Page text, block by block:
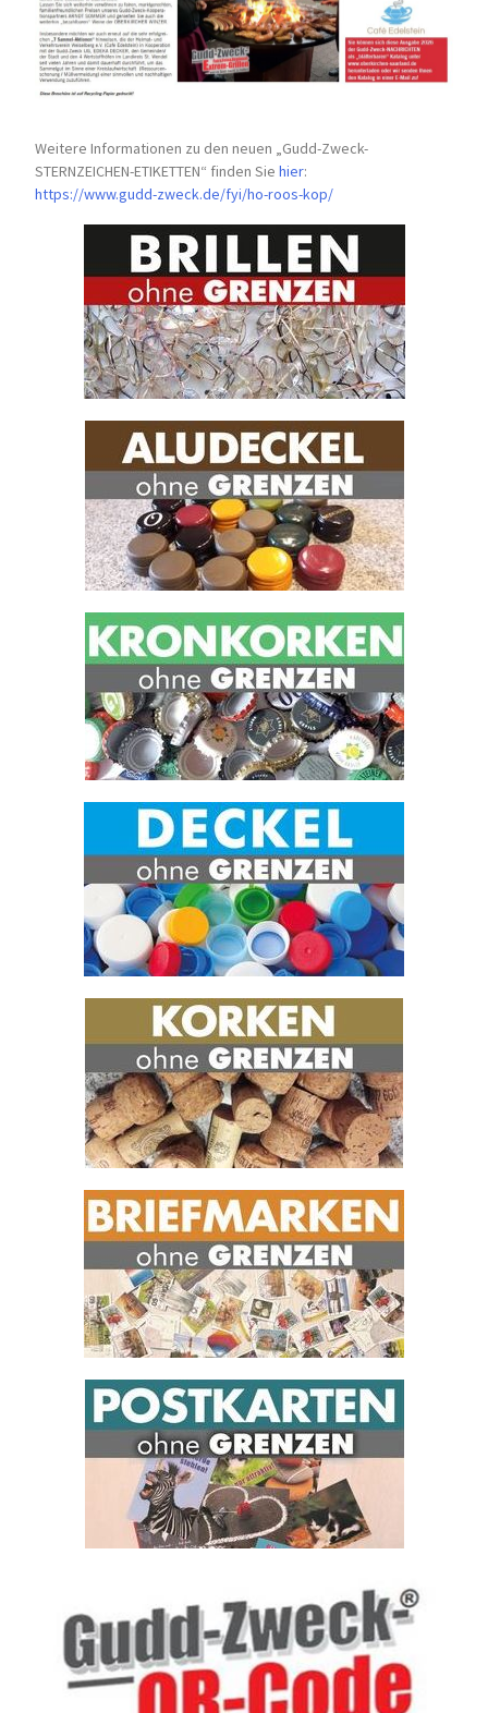
Weitere Informationen zu den neuen „Gudd-Zweck-
STERNZEICHEN-ETIKETTEN“ finden Siehier:
https://www.gudd-zweck.de/fyi/ho-roos-kop/